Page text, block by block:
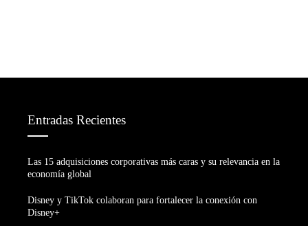
Entradas Recientes
Las 15 adquisiciones corporativas más caras y su relevancia en la
economía global
Disney y TikTok colaboran para fortalecer la conexión con
Disney+